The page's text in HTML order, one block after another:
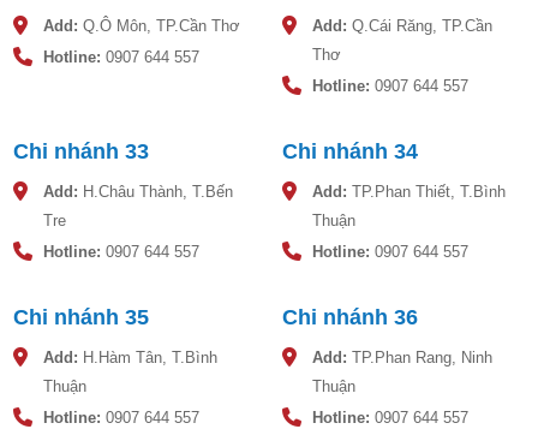
Add: Q.Ô Môn, TP.Cần Thơ
Hotline: 0907 644 557
Add: Q.Cái Răng, TP.Cần
Thơ
Hotline: 0907 644 557
Chi nhánh 33
Add: H.Châu Thành, T.Bến
Tre
Hotline: 0907 644 557
Chi nhánh 34
Add: TP.Phan Thiết, T.Bình
Thuận
Hotline: 0907 644 557
Chi nhánh 35
Add: H.Hàm Tân, T.Bình
Thuận
Hotline: 0907 644 557
Chi nhánh 36
Add: TP.Phan Rang, Ninh
Thuận
Hotline: 0907 644 557